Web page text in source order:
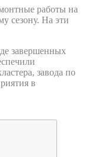
работы на
сезону. На эти
завершенных
завода по
в